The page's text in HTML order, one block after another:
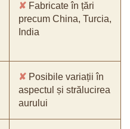
✘ Fabricate în țări
precum China, Turcia,
India
✘ Posibile variații în
aspectul și strălucirea
aurului